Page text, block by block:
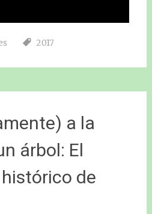
2017
a la
árbol: El
de